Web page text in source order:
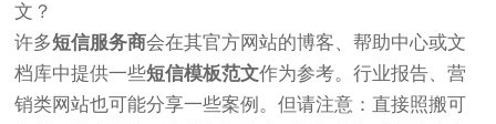
文？
许多短信服务商会在其官方网站的博客、帮助中心或文
档库中提供一些短信模板范文作为参考。行业报告、营
销类网站也可能分享一些案例。但请注意：直接照搬可